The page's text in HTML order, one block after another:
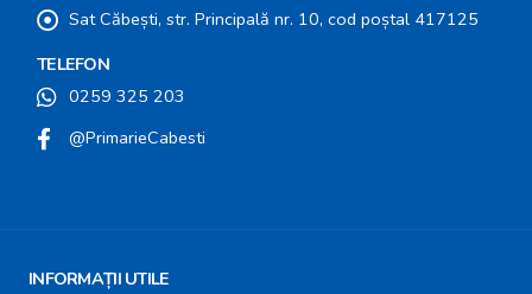
Sat Căbești, str. Principală nr. 10, cod poștal 417125
TELEFON
0259 325 203
@PrimarieCabesti
INFORMAȚII UTILE